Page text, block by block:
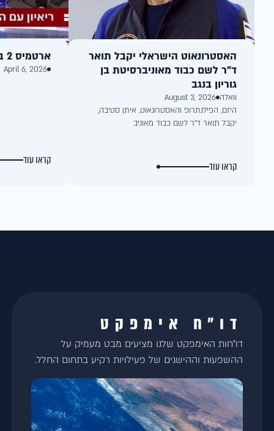
האסטרונאוט הישראלי יקבל תואר
ד"ר לשם כבוד מאוניברסיטת בן
גוריון בנגב
וואלה August 3, 2026
היזם, הפילנתרופ והאסטרונאוט, איתן סטיבה,
יקבל תואר ד"ר לשם כבוד מאוניב
קראו עוד
ארטמיס 2 בדרך לירח: אברי ושרקי
April 6, 2026
קראו עוד
דו״ח אימפקט
דו"חות האימפקט שלנו מציעים מבט מעמיק על
ההשפעות וההישגים של פעילויות רקיע בתחום החלל.